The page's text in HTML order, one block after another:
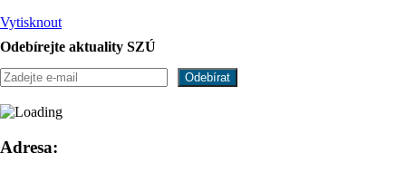
Vytisknout
Odebírejte aktuality SZÚ
Adresa: